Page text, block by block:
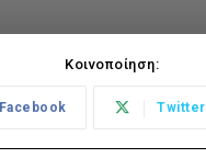
Κοινοποίηση:
Facebook Twitter